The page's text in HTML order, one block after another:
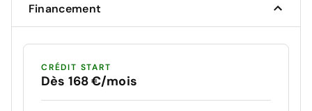
Financement
CRÉDIT START
Dès 168 €/mois